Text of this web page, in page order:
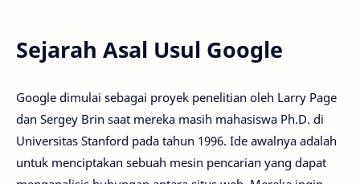
Sejarah Asal Usul Google
Google dimulai sebagai proyek penelitian oleh Larry Page
dan Sergey Brin saat mereka masih mahasiswa Ph.D. di
Universitas Stanford pada tahun 1996. Ide awalnya adalah
untuk menciptakan sebuah mesin pencarian yang dapat